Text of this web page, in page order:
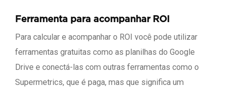
Ferramenta para acompanhar ROI
Para calcular e acompanhar o ROI você pode utilizar
ferramentas gratuitas como as planilhas do Google
Drive e conectá-las com outras ferramentas como o
Supermetrics, que é paga, mas que significa um